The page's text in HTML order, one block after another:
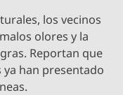
los vecinos
olores y la
Reportan que
han presentado